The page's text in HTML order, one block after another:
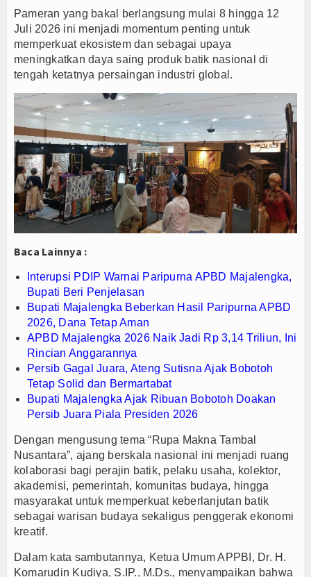
Bupati Majalengka Beberkan Hasil Paripurna
Pameran yang bakal berlangsung mulai 8 hingga 12
Juli 2026 ini menjadi momentum penting untuk
memperkuat ekosistem dan sebagai upaya
meningkatkan daya saing produk batik nasionaldi
tengah ketatnya persaingan industri global.
Baca Lainnya :
Interupsi PDIP Warnai Paripurna APBD Majalengka,
Bupati Beri Penjelasan
Bupati Majalengka Beberkan Hasil Paripurna APBD
2026, Dana Tetap Aman
APBD Majalengka 2026 Naik Jadi Rp 3,14 Triliun, Ini
Rincian Anggarannya
Persib Gagal Juara, Ateng Sutisna Ajak Bobotoh
Tetap Solid dan Bermartabat
Bupati Majalengka Ajak Ribuan Bobotoh Doakan
Persib Juara Piala Presiden 2026
Dengan mengusung tema “Rupa Makna Tambal
Nusantara”, ajang berskala nasional ini menjadi ruang
kolaborasi bagi perajin batik, pelaku usaha, kolektor,
akademisi, pemerintah, komunitas budaya, hingga
masyarakat untuk memperkuat keberlanjutan batik
sebagai warisan budaya sekaligus penggerak ekonomi
kreatif.
Dalam kata sambutannya, Ketua Umum APPBI, Dr. H.
Komarudin Kudiya, S.IP., M.Ds., menyampaikan bahwa